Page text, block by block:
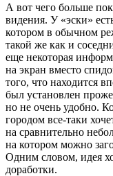
А вот чего больше
видения. У «эски»
котором в обычном
такой же как и
еще некоторая
на экран вместо
того, что находится
был установлен
но не очень удобно.
городом все-таки
на сравнительно
на котором можно
Одним словом, идея
доработки.